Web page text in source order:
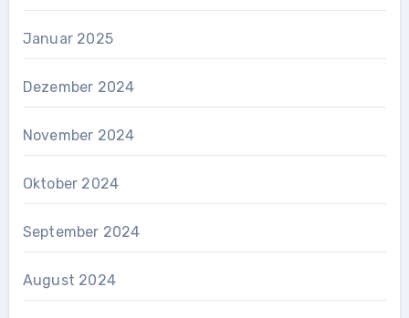
Januar 2025
Dezember 2024
November 2024
Oktober 2024
September 2024
August 2024